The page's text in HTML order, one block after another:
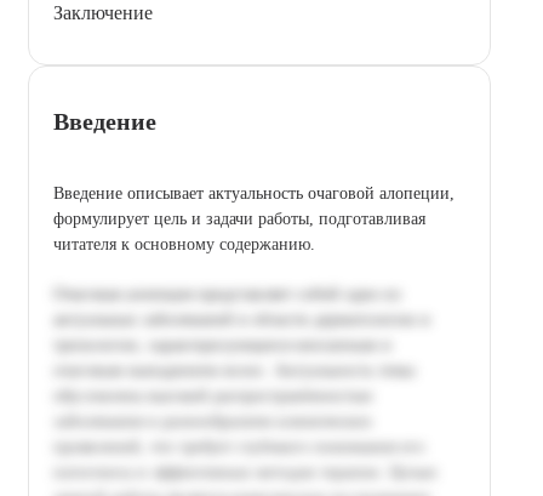
Заключение
Введение
Введение описывает актуальность очаговой алопеции,
формулирует цель и задачи работы, подготавливая
читателя к основному содержанию.